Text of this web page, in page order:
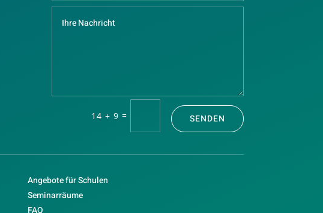
14 + 9 = SENDEN
Angebote für Schulen
Seminarräume
FAQ